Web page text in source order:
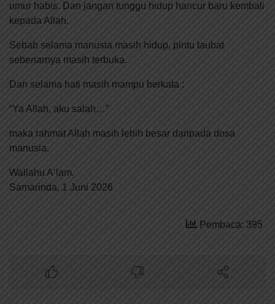
umur habis. Dan jangan tunggu hidup hancur baru kembali
kepada Allah.
Sebab selama manusia masih hidup, pintu taubat
sebenarnya masih terbuka.
Dan selama hati masih mampu berkata :
“Ya Allah, aku salah…”
maka rahmat Allah masih lebih besar daripada dosa
manusia.
Wallahu A‘lam.
Samarinda, 1 Juni 2026
Pembaca: 395